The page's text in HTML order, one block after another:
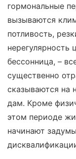
гормональные
вызываются
потливость,
нерегулярность
бессонница, –
существенно
сказываются на
дам. Кроме
этом периоде
начинают